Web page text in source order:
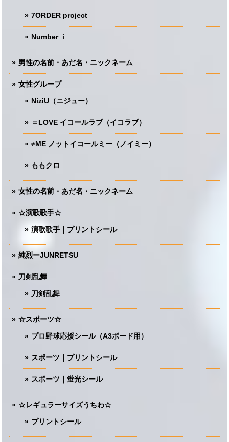
7ORDER project
Number_i
男性の名前・あだ名・ニックネーム
女性グループ
NiziU（ニジュー）
＝LOVE イコールラブ（イコラブ）
≠ME ノットイコールミー（ノイミー）
ももクロ
女性の名前・あだ名・ニックネーム
☆演歌歌手☆
演歌歌手｜プリントシール
純烈ーJUNRETSU
刀剣乱舞
刀剣乱舞
☆スポーツ☆
プロ野球応援シール（A3ボード用）
スポーツ｜プリントシール
スポーツ｜蛍光シール
☆レギュラーサイズうちわ☆
プリントシール